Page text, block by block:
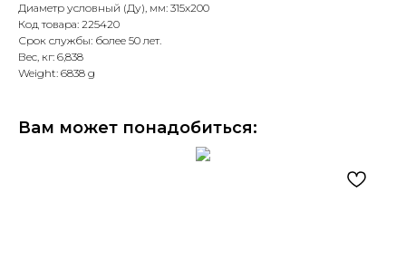
Диаметр условный (Ду), мм: 315х200
Код товара: 225420
Срок службы: более 50 лет.
Вес, кг: 6,838
Weight: 6838 g
Вам может понадобиться: